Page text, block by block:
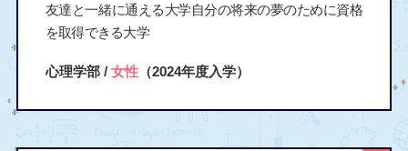
友達と一緒に通える大学自分の将来の夢のために資格
を取得できる大学
心理学部 / 女性（2024年度入学）